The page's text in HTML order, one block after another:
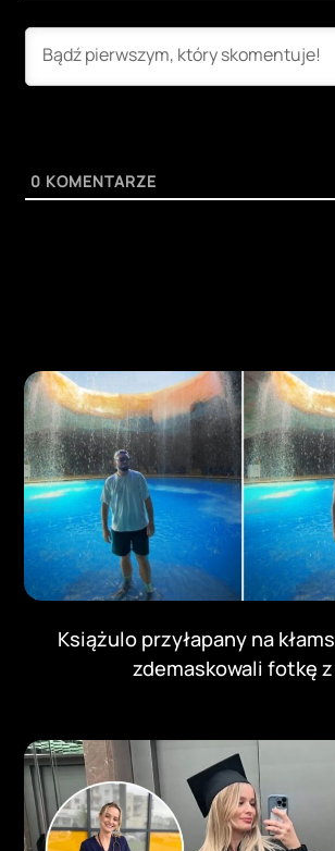
0 KOMENTARZE
Książulo przyłapany na
zdemaskowali fotkę z